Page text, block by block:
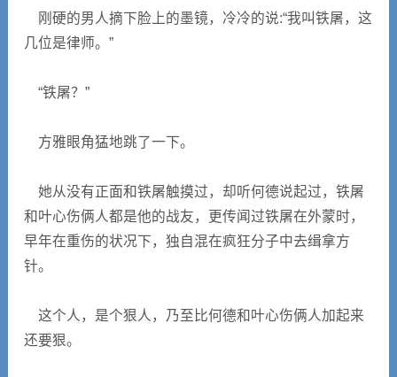
刚硬的男人摘下脸上的墨镜，冷冷的说:“我叫铁屠，这
几位是律师。”
“铁屠？”
方雅眼角猛地跳了一下。
她从没有正面和铁屠触摸过，却听何德说起过，铁屠
和叶心伤俩人都是他的战友，更传闻过铁屠在外蒙时，
早年在重伤的状况下，独自混在疯狂分子中去缉拿方
针。
这个人，是个狠人，乃至比何德和叶心伤俩人加起来
还要狠。